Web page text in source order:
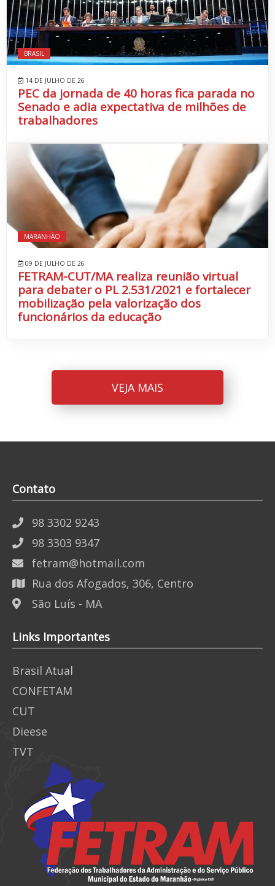
BRASIL
14 DE JULHO DE 26
PEC da jornada de 40 horas fica parada no
Senado e adia expectativa de milhões de
trabalhadores
MARANHÃO
09 DE JULHO DE 26
FETRAM-CUT/MA realiza reunião virtual
para debater o PL 2.531/2021 e fortalecer
mobilização pela valorização dos
funcionários da educação
VEJA MAIS
Contato
98 3302 9243
98 3303 9347
fetram@hotmail.com
Rua dos Afogados, 306, Centro
São Luís - MA
Links Importantes
Brasil Atual
CONFETAM
CUT
Dieese
TVT